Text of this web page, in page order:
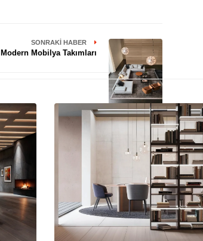
SONRAKI HABER
Modern Mobilya Takımları